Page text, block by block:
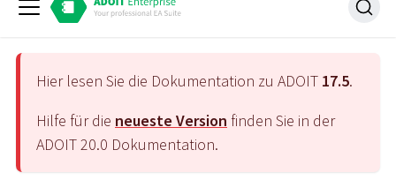
Hier lesen Sie die Dokumentation zu ADOIT 17.5.
Hilfe für die neueste Version finden Sie in der
ADOIT20.0 Dokumentation.